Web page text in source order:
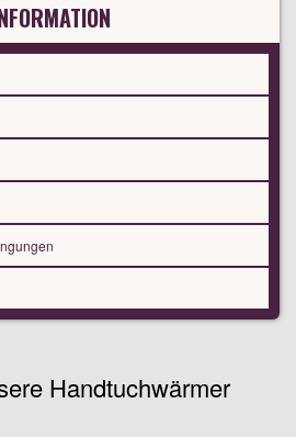
Handtuchwärmer